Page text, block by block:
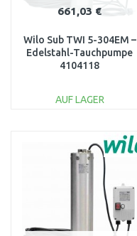
661,03 €
Wilo Sub TWI 5-304EM –
Edelstahl-Tauchpumpe
4104118
AUF LAGER
Vergleichen